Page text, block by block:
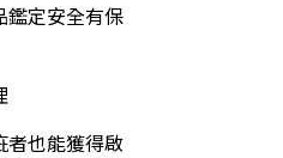
鑑定安全有保
者也能獲得啟